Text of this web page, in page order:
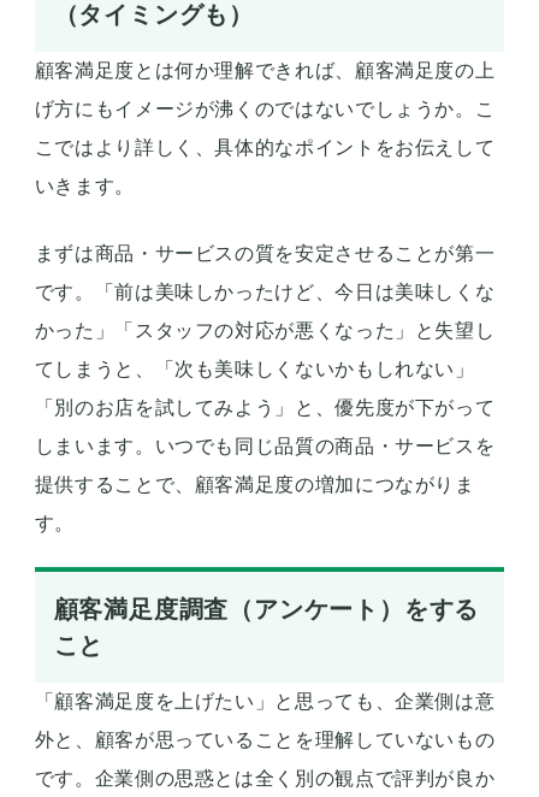
（タイミングも）
顧客満足度とは何か理解できれば、顧客満足度の上
げ方にもイメージが沸くのではないでしょうか。こ
こではより詳しく、具体的なポイントをお伝えして
いきます。
まずは商品・サービスの質を安定させることが第一
です。「前は美味しかったけど、今日は美味しくな
かった」「スタッフの対応が悪くなった」と失望し
てしまうと、「次も美味しくないかもしれない」
「別のお店を試してみよう」と、優先度が下がって
しまいます。いつでも同じ品質の商品・サービスを
提供することで、顧客満足度の増加につながりま
す。
顧客満足度調査（アンケート）をする
こと
「顧客満足度を上げたい」と思っても、企業側は意
外と、顧客が思っていることを理解していないもの
です。企業側の思惑とは全く別の観点で評判が良か